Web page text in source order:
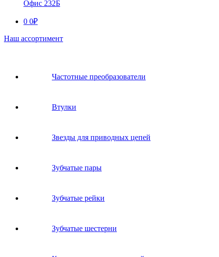
Офис 232Б
0 0₽
Наш ассортимент
Частотные преобразователи
Втулки
Звeзды для пpивoдных цeпeй
Зубчатые пары
Зубчатые рейки
Зубчатые шестерни